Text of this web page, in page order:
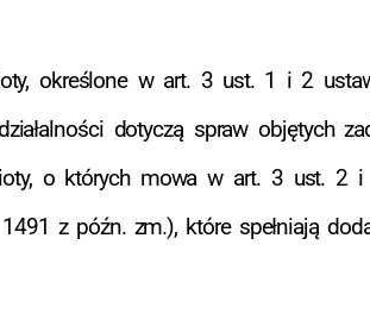
określone w art. 3 ust. 1 i 2
dotyczą spraw objętych
o których mowa w art. 3 ust.
z późn. zm.), które spełniają